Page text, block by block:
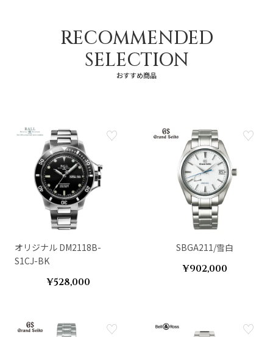
RECOMMENDED
SELECTION
おすすめ商品
オリジナル DM2118B-
S1CJ-BK
¥528,000
SBGA211/雪白
¥902,000